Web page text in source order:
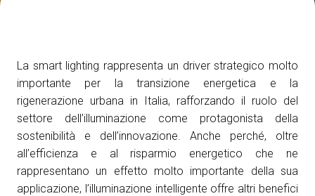
Prenota il tuo spazio
La smart lighting rappresenta un driver strategico molto
importante per la transizione energetica e la
rigenerazione urbana in Italia, rafforzando il ruolo del
settore dell’illuminazione come protagonista della
sostenibilità e dell’innovazione. Anche perché, oltre
all’efficienza e al risparmio energetico che ne
rappresentano un effetto molto importante della sua
applicazione, l’illuminazione intelligente offre altri benefici